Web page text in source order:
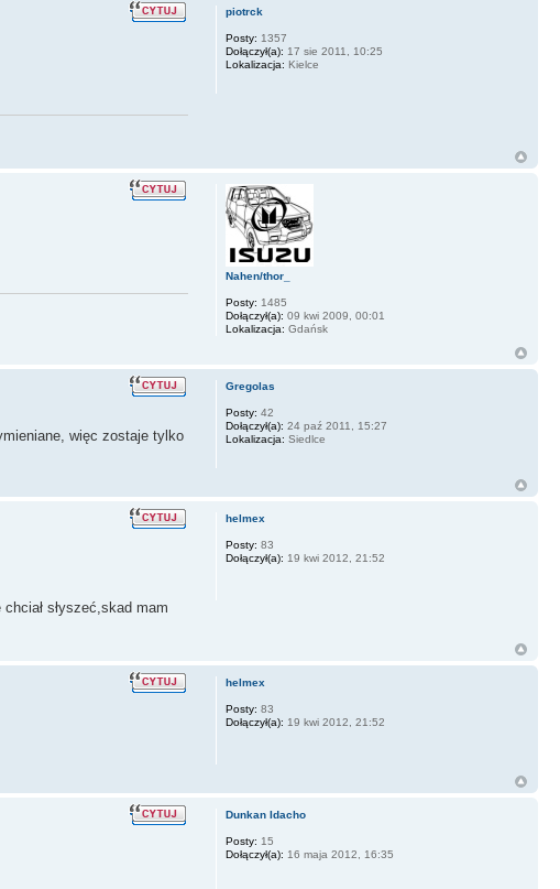
piotrck
Posty: 1357
Dołączył(a): 17 sie 2011, 10:25
Lokalizacja: Kielce
Nahen/thor_
Posty: 1485
Dołączył(a): 09 kwi 2009, 00:01
Lokalizacja: Gdańsk
więc zostaje tylko
Gregolas
Posty: 42
Dołączył(a): 24 paź 2011, 15:27
Lokalizacja: Siedlce
słyszeć,skad mam
helmex
Posty: 83
Dołączył(a): 19 kwi 2012, 21:52
helmex
Posty: 83
Dołączył(a): 19 kwi 2012, 21:52
Dunkan Idacho
Posty: 15
Dołączył(a): 16 maja 2012, 16:35